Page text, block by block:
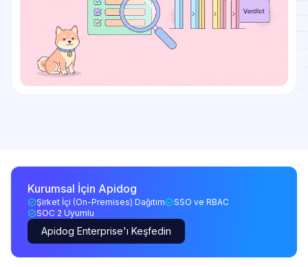
Kurumsal İçin Apidog
Şirket İçi (On-Premises) Dağıtım
SSO ve RBAC
SOC 2 Uyumlu
Apidog Enterprise'ı Keşfedin